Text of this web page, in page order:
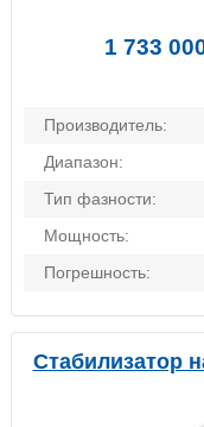
Производитель:
Диапазон:
Тип фазности:
Мощность:
Погрешность:
1 733
Стабилизатор